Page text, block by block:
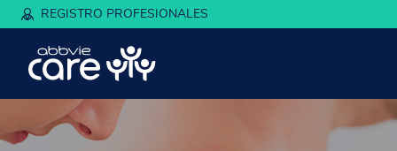
REGISTRO PROFESIONALES